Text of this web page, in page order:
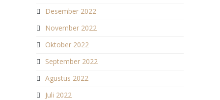
Desember 2022
November 2022
Oktober 2022
September 2022
Agustus 2022
Juli 2022